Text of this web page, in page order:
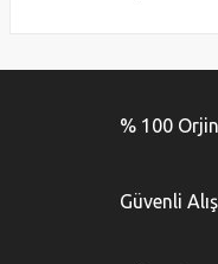
Görüş ve önerileriniz
Ürün resmi kalitesiz,
% 100
Güvenli